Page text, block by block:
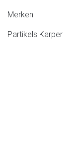
Merken
Partikels Karper